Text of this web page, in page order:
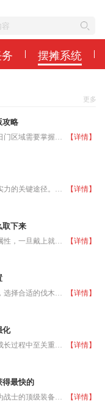
摆摊系统
更多
攻略
要进入这片沙漠化的白日门区域需要掌握特定的路线，咱们可以从盟重城的西北方向出发，穿越充满沙虫和盔甲虫的荒漠地带，当小伙伴到达那个有着醒目石狮雕像的巨大石门附近，通 【详情】
装备的获取是玩家提升实力的关键途径。各大地图都有其独特的怪物配置和掉落装备列表，合理的打宝路线规划能让玩家更高效地获取所需装备。封魔谷区域主要产出虹魔套装、魔血套 【详情】
取下来
这种戒指通常带有诅咒属性，一旦戴上就与角色产生了绑定关系。这时候你会发现装备栏里压根没有取下选项，只能眼睁睁看着它套在手指上。这种神秘装备在穿戴前是看不到属性的， 【详情】
在传奇世界中高效砍树，选择合适的伐木地点至关重要。在游戏初期，新朋友们可以前往土城外的森林区域，这里的树木资源丰富且怪物较少，非常适合刚起步的小伙伴们积累木材。鹿 【详情】
化
技能等级的提升是角色成长过程中至关重要的环节，合理分配技能点能够显著增强角色的战斗力，在分配技能点时，需要根据职业特点和个人游戏风格进行针对性加点，例如战士职业应 【详情】
得最快的
在原始传奇中屠龙刀作为战士的顶级装备主要通过锻造系统制作boss直接掉落以及特定充值活动获得其中锻造途径是多数玩家的主流选择需要收集20个金刚石作为核心材料这些金刚石主要 【详情】